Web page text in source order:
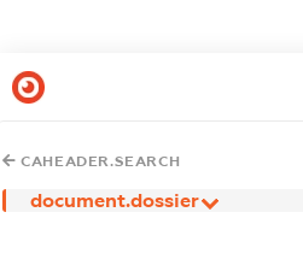
CAHEADER.SEARCH
document.dossier